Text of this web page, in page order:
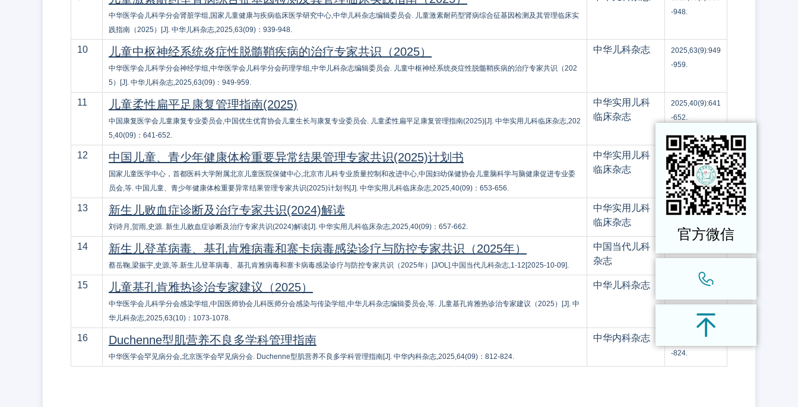
中华医学会儿科学分会肾脏学组,国家儿童健康与疾病临床医学研究中心,中华儿科杂志编辑委员会. 儿童激素耐药型肾病综合征基因检测及其管理临床实
践指南（2025）[J]. 中华儿科杂志,2025,63(09)：939-948.
-948.
10 儿童中枢神经系统炎症性脱髓鞘疾病的治疗专家共识（2025）
中华医学会儿科学分会神经学组,中华医学会儿科学分会药理学组,中华儿科杂志编辑委员会. 儿童中枢神经系统炎症性脱髓鞘疾病的治疗专家共识（202
5）[J]. 中华儿科杂志,2025,63(09)：949-959.
中华儿科杂志
2025,63(9):949
-959.
11 儿童柔性扁平足康复管理指南(2025)
中国康复医学会儿童康复专业委员会,中国优生优育协会儿童生长与康复专业委员会. 儿童柔性扁平足康复管理指南(2025)[J]. 中华实用儿科临床杂志,202
5,40(09)：641-652.
中华实用儿科
临床杂志
2025,40(9):641
-652.
12 中国儿童、青少年健康体检重要异常结果管理专家共识(2025)计划书
国家儿童医学中心，首都医科大学附属北京儿童医院保健中心,北京市儿科专业质量控制和改进中心,中国妇幼保健协会儿童脑科学与脑健康促进专业委
员会,等. 中国儿童、青少年健康体检重要异常结果管理专家共识(2025)计划书[J]. 中华实用儿科临床杂志,2025,40(09)：653-656.
中华实用儿科
临床杂志
2025,40(9):653
-656.
13 新生儿败血症诊断及治疗专家共识(2024)解读
刘诗月,贺雨,史源. 新生儿败血症诊断及治疗专家共识(2024)解读[J]. 中华实用儿科临床杂志,2025,40(09)：657-662.
中华实用儿科
临床杂志
2025,40(9):657
14 新生儿登革病毒、基孔肯雅病毒和寨卡病毒感染诊疗与防控专家共识（2025年）
蔡岳鞠,梁振宇,史源,等.新生儿登革病毒、基孔肯雅病毒和寨卡病毒感染诊疗与防控专家共识（2025年）[J/OL].中国当代儿科杂志,1-12[2025-10-09].
中国当代儿科
杂志
15 儿童基孔肯雅热诊治专家建议（2025）
中华医学会儿科学分会感染学组,中国医师协会儿科医师分会感染与传染学组,中华儿科杂志编辑委员会,等. 儿童基孔肯雅热诊治专家建议（2025）[J]. 中
华儿科杂志,2025,63(10)：1073-1078.
中华儿科杂志
16 Duchenne型肌营养不良多学科管理指南
中华医学会罕见病分会,北京医学会罕见病分会. Duchenne型肌营养不良多学科管理指南[J]. 中华内科杂志,2025,64(09)：812-824.
中华内科杂志
2025,64(9):812
-824.
官方微信